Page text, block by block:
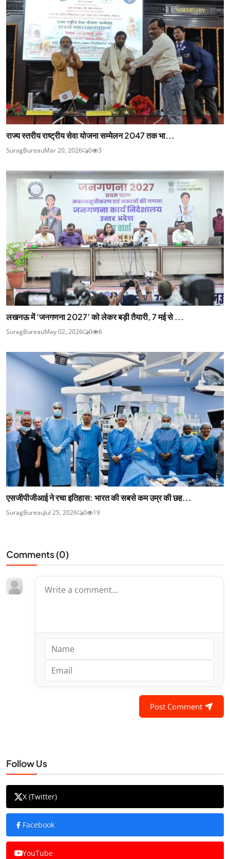
राज्य स्तरीय राष्ट्रीय सेवा योजना सम्मेलन 2047 तक भा...
SuragBureauMar 20, 2026 0 3
लखनऊ में ‘जनगणना 2027’ को लेकर बड़ी तैयारी, 7 मई से ...
SuragBureauMay 02, 2026 0 6
एसजीपीजीआई ने रचा इतिहास: भारत की सबसे कम उम्र की छह...
SuragBureauJul 25, 2026 0 19
Comments (0)
Post Comment
Follow Us
X (Twitter)
Facebook
YouTube